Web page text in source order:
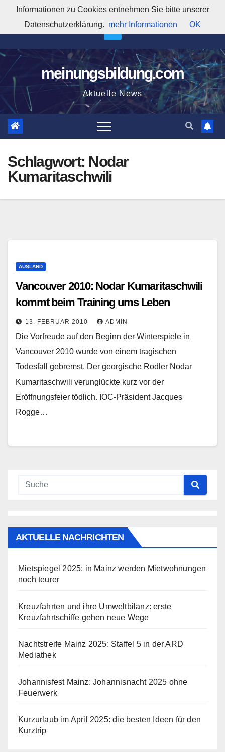
springen
6:24:32 AM
meinungsbildung.com
Aktuelle News
Schlagwort: Nodar
Kumaritaschwili
AUSLAND
Vancouver 2010: Nodar Kumaritaschwili
kommt beim Training ums Leben
13. FEBRUAR 2010 ADMIN
Die Vorfreude auf den Beginn der Winterspiele in
Vancouver 2010 wurde von einem tragischen
Todesfall gebremst. Der georgische Rodler Nodar
Kumaritaschwili verunglückte kurz vor der
Eröffnungsfeier tödlich. IOC-Präsident Jacques
Rogge…
AKTUELLE NACHRICHTEN
Mietspiegel 2025: in Mainz werden Mietwohnungen
noch teurer
Kreuzfahrten und ihre Umweltbilanz: erste
Kreuzfahrtschiffe gehen neue Wege
Nachtstreife Mainz 2025: Staffel 5 in der ARD
Mediathek
Johannisfest Mainz: Johannisnacht 2025 ohne
Feuerwerk
Kurzurlaub im April 2025: die besten Ideen für den
Kurztrip
Informationen zu Cookies entnehmen Sie bitte unserer
Datenschutzerklärung. mehr Informationen OK